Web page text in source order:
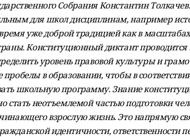
Собрания Константин
для школ дисциплинам, например
уже доброй традицией как в
Конституционный диктант
уровень правовой культуры и
в образовании, чтобы в
школьную программу. Знание
стать неотъемлемой частью подготовки
взрослую жизнь. Это напрямую
идентичности, ответственности